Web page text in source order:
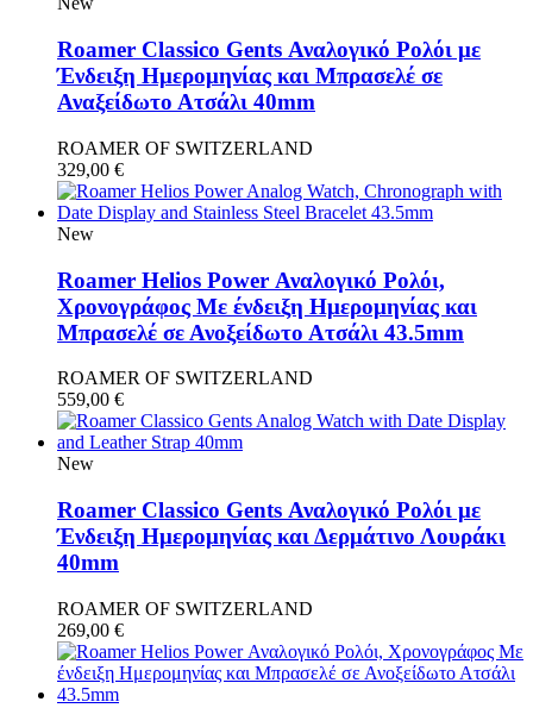
Roamer Classico Gents Αναλογικό Ρολόι με
Ένδειξη Ημερομηνίας και Μπρασελέ σε
Αναξείδωτο Ατσάλι 40mm
ROAMER OF SWITZERLAND
329,00 €
New
Roamer Helios Power Αναλογικό Ρολόι,
Χρονογράφος Με ένδειξη Ημερομηνίας και
Μπρασελέ σε Ανοξείδωτο Ατσάλι 43.5mm
ROAMER OF SWITZERLAND
559,00 €
New
Roamer Classico Gents Αναλογικό Ρολόι με
Ένδειξη Ημερομηνίας και Δερμάτινο Λουράκι
40mm
ROAMER OF SWITZERLAND
269,00 €